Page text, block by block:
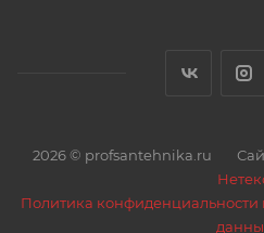
2026 © profsantehnika.ru
Политика